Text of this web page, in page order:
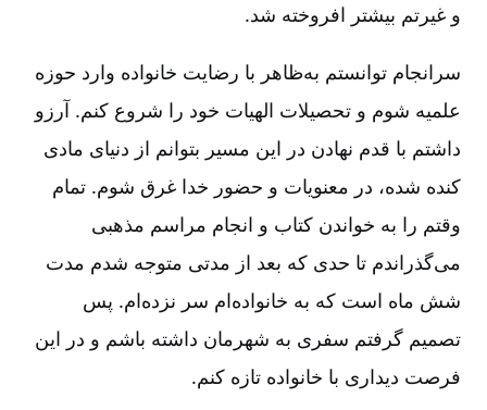
و غیرتم بیشتر افروخته شد.
سرانجام توانستم به‌ظاهر با رضایت خانواده وارد حوزه
علمیه شوم و تحصیلات الهیات خود را شروع کنم. آرزو
داشتم با قدم نهادن در این مسیر بتوانم از دنیای مادی
کنده شده، در معنویات و حضور خدا غرق شوم. تمام
وقتم را به خواندن کتاب و انجام مراسم مذهبی
می‌گذراندم تا حدی که بعد از مدتی متوجه شدم مدت
شش ماه است که به خانواده‌ام سر نزده‌ام. پس
تصمیم گرفتم سفری به شهرمان داشته باشم و در این
فرصت دیداری با خانواده تازه کنم.